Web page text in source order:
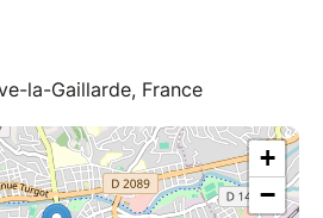
la-Gaillarde, France
+
−